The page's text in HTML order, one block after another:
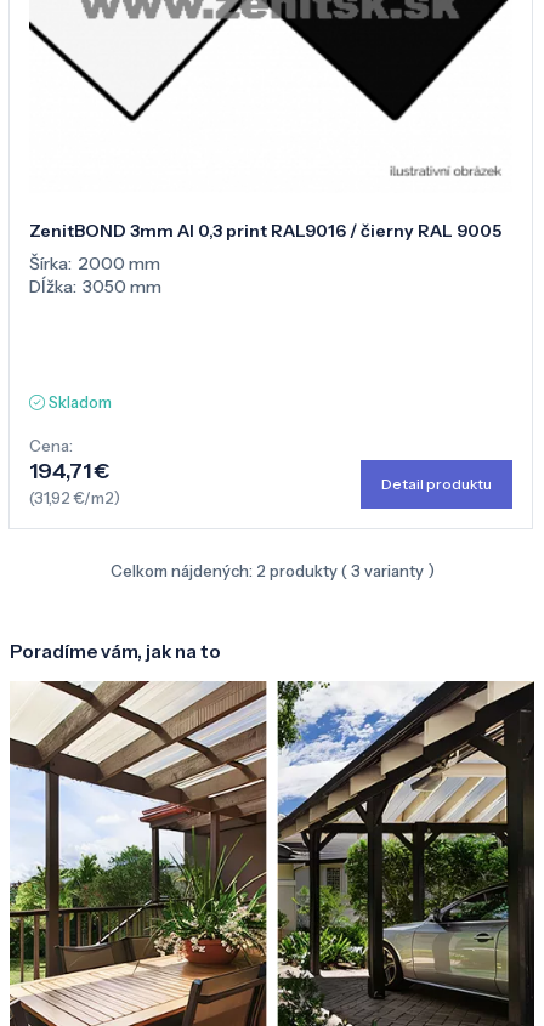
ZenitBOND 3mm Al 0,3 print RAL9016 / čierny RAL 9005
Šírka: 2000 mm
Dĺžka: 3050 mm
Skladom
Cena:
194,71 €
(31,92 €/m2)
Detail produktu
Celkom nájdených: 2 produkty (3 varianty )
Poradíme vám, jak na to